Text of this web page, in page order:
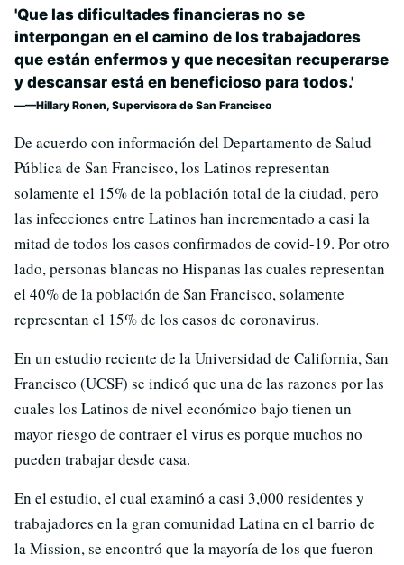
'Que las dificultades financieras no se
interpongan en el camino de los trabajadores
que están enfermos y que necesitan recuperarse
y descansar está en beneficioso para todos.'
—Hillary Ronen, Supervisora de San Francisco
De acuerdo con información del Departamento de Salud
Pública de San Francisco, los Latinos representan
solamente el 15% de la población total de la ciudad, pero
las infecciones entre Latinos han incrementado a casi la
mitad de todos los casos confirmados de covid-19. Por otro
lado, personas blancas no Hispanas las cuales representan
el 40% de la población de San Francisco, solamente
representan el 15% de los casos de coronavirus.
En un estudio reciente de la Universidad de California, San
Francisco (UCSF) se indicó que una de las razones por las
cuales los Latinos de nivel económico bajo tienen un
mayor riesgo de contraer el virus es porque muchos no
pueden trabajar desde casa.
En el estudio, el cual examinó a casi 3,000 residentes y
trabajadores en la gran comunidad Latina en el barrio de
la Mission, se encontró que la mayoría de los que fueron